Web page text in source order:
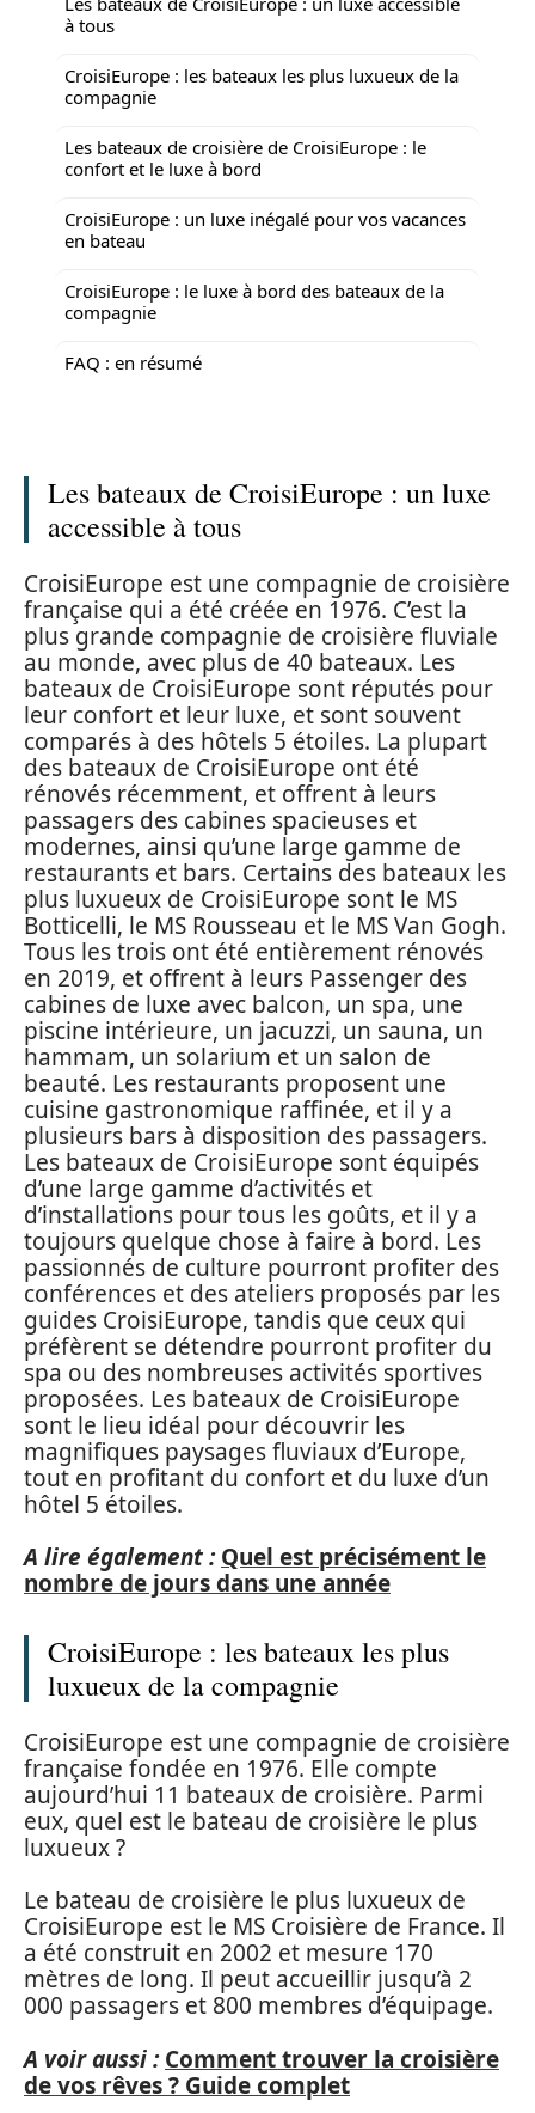
à tous
CroisiEurope : les bateaux les plus luxueux de la
compagnie
Les bateaux de croisière de CroisiEurope : le
confort et le luxe à bord
CroisiEurope : un luxe inégalé pour vos vacances
en bateau
CroisiEurope : le luxe à bord des bateaux de la
compagnie
FAQ : en résumé
Les bateaux de CroisiEurope : un luxe
accessible à tous
CroisiEurope est une compagnie de croisière
française qui a été créée en 1976. C’est la
plus grande compagnie de croisière fluviale
au monde, avec plus de 40 bateaux. Les
bateaux de CroisiEurope sont réputés pour
leur confort et leur luxe, et sont souvent
comparés à des hôtels 5 étoiles. La plupart
des bateaux de CroisiEurope ont été
rénovés récemment, et offrent à leurs
passagers des cabines spacieuses et
modernes, ainsi qu’une large gamme de
restaurants et bars. Certains des bateaux les
plus luxueux de CroisiEurope sont le MS
Botticelli, le MS Rousseau et le MS Van Gogh.
Tous les trois ont été entièrement rénovés
en 2019, et offrent à leurs Passenger des
cabines de luxe avec balcon, un spa, une
piscine intérieure, un jacuzzi, un sauna, un
hammam, un solarium et un salon de
beauté. Les restaurants proposent une
cuisine gastronomique raffinée, et il y a
plusieurs bars à disposition des passagers.
Les bateaux de CroisiEurope sont équipés
d’une large gamme d’activités et
d’installations pour tous les goûts, et il y a
toujours quelque chose à faire à bord. Les
passionnés de culture pourront profiter des
conférences et des ateliers proposés par les
guides CroisiEurope, tandis que ceux qui
préfèrent se détendre pourront profiter du
spa ou des nombreuses activités sportives
proposées. Les bateaux de CroisiEurope
sont le lieu idéal pour découvrir les
magnifiques paysages fluviaux d’Europe,
tout en profitant du confort et du luxe d’un
hôtel 5 étoiles.
A lire également : Quel est précisément le
nombre de jours dans une année
CroisiEurope : les bateaux les plus
luxueux de la compagnie
CroisiEurope est une compagnie de croisière
française fondée en 1976. Elle compte
aujourd’hui 11 bateaux de croisière. Parmi
eux, quel est le bateau de croisière le plus
luxueux ?
Le bateau de croisière le plus luxueux de
CroisiEurope est le MS Croisière de France. Il
a été construit en 2002 et mesure 170
mètres de long. Il peut accueillir jusqu’à 2
000 passagers et 800 membres d’équipage.
A voir aussi : Comment trouver la croisière
de vos rêves ? Guide complet